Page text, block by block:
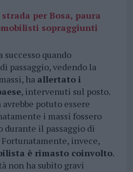
per Bosa, paura
sopraggiunti
quando
passaggio, vedendo la
ha allertato i
, intervenuti sul posto.
avrebbe potuto essere
i massi fossero
durante il passaggio di
invece,
è rimasto coinvolto.
non ha subito gravi